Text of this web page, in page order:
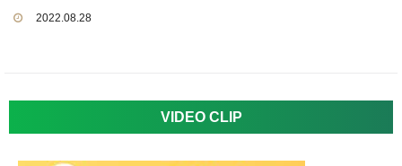
2022.08.28
VIDEO CLIP